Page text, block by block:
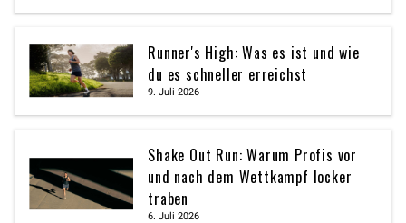
Runner's High: Was es ist und wie
du es schneller erreichst
9. Juli 2026
Shake Out Run: Warum Profis vor
und nach dem Wettkampf locker
traben
6. Juli 2026